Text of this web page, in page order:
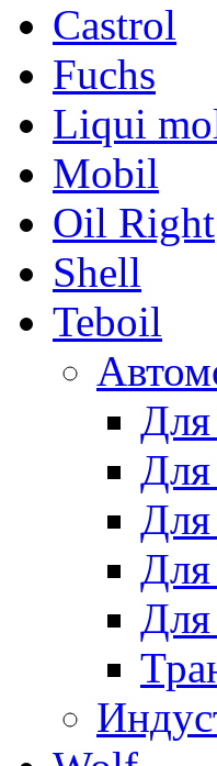
Castrol
Fuchs
Liqui
Mobil
Oil Right
Shell
Teboil
Для
Для
Для
Для
Для